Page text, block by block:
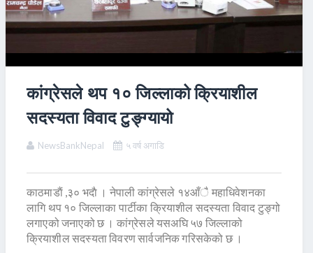
कांग्रेसले थप १० जिल्लाको क्रियाशील
सदस्यता विवाद टुङ्ग्यायो
NewsBankNepal ५ वर्ष अगाडि
काठमाडाैं ,३० भदाै । नेपाली कांग्रेसले १४आँै महाधिवेशनका
लागि थप १० जिल्लाका पार्टीका क्रियाशील सदस्यता विवाद टुङ्गो
लगाएको जनाएको छ । कांग्रेसले यसअघि ५७ जिल्लाको
क्रियाशील सदस्यता विवरण सार्वजनिक गरिसकेको छ ।